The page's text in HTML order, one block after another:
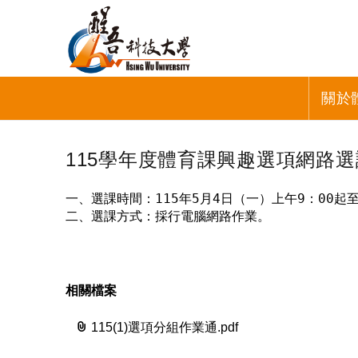
關於
115學年度體育課興趣選項網路
一、選課時間：115年5月4日（一）上午9：00起
二、選課方式：採行電腦網路作業。
相關檔案
115(1)選項分組作業通.pdf